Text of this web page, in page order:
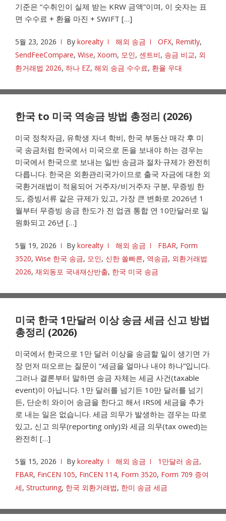
기준은 “수취인이 실제 받는 KRW 금액”이며, 이 숫자는 표
면 수수료 + 환율 마진 + SWIFT […]
5월 23, 2026 By korealty 해외 송금 OFX, Remitly,
SendFeeCompare, Wise, Xoom, 모인, 센트비, 송금 비교, 외
환거래법 2026, 하나 EZ, 해외 송금 수수료, 환율 우대
한국 to 미국 역송금 방법 총정리 (2026)
미국 정착자금, 유학생 자녀 학비, 한국 부동산 매각 후 미
국 송금처럼 한국에서 미국으로 돈을 보내야 하는 경우는
미국에서 한국으로 보내는 일반 송금과 절차·규제가 완전히
다릅니다. 한국은 외환관리국가이므로 출국 자금에 대한 외
국환거래법이 적용되어 거주자/비거주자 구분, 무증빙 한
도, 증빙서류 같은 규제가 있고, 가장 큰 변화로 2026년 1
월부터 무증빙 송금 한도가 전 업권 통합 연 10만달러로 일
원화되고 26년 […]
5월 19, 2026 By korealty 해외 송금 FBAR, Form
3520, Wise 한국 송금, 모인, 신한 쏠빠른, 역송금, 외환거래법
2026, 재외동포 국내재산반출, 한국 미국 송금
미국 한국 1만달러 이상 송금 세금 신고 방법
총정리 (2026)
미국에서 한국으로 1만 달러 이상을 송금할 일이 생기면 가
장 먼저 떠오르는 질문이 “세금을 얼마나 내야 하나”입니다.
그러나 결론부터 말하면 송금 자체는 세금 사건(taxable
event)이 아닙니다. 1만 달러를 넘기든 10만 달러를 넘기
든, 단순히 와이어 송금을 한다고 해서 IRS에 세금을 추가
로 내는 일은 없습니다. 세금 의무가 발생하는 경우는 따로
있고, 신고 의무(reporting only)와 세금 의무(tax owed)는
완전히 […]
5월 15, 2026 By korealty 해외 송금 1만달러 송금,
FBAR, FinCEN 105, FinCEN 114, Form 3520, Form 709 증여
세, Structuring, 한국 외환거래법, 한미 송금 세금